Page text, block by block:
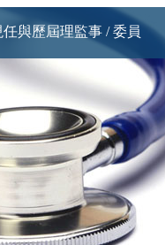
任與歷屆理監事 / 委員